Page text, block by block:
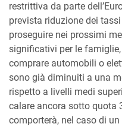
restrittiva da parte
prevista riduzione dei
proseguire nei prossimi
significativi per le
comprare automobili o
sono già diminuiti a una
rispetto a livelli medi
calare ancora sotto quota
comporterà, nel caso di